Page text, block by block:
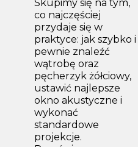
Skupimy się na tym,
co najczęściej
przydaje się w
praktyce: jak szybko i
pewnie znaleźć
wątrobę oraz
pęcherzyk żółciowy,
ustawić najlepsze
okno akustyczne i
wykonać
standardowe
projekcje.